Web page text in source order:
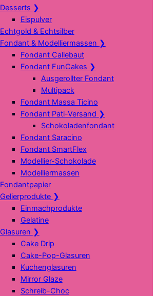
Desserts ❯
Eispulver
Echtgold & Echtsilber
Fondant & Modelliermassen ❯
Fondant Callebaut
Fondant FunCakes ❯
Ausgerollter Fondant
Multipack
Fondant Massa Ticino
Fondant Pati-Versand ❯
Schokoladenfondant
Fondant Saracino
Fondant SmartFlex
Modellier-Schokolade
Modelliermassen
Fondantpapier
Gelierprodukte ❯
Einmachprodukte
Gelatine
Glasuren ❯
Cake Drip
Cake-Pop-Glasuren
Kuchenglasuren
Mirror Glaze
Schreib-Choc